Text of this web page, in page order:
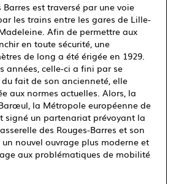
Barres est traversé par une voie
les trains entre les gares de Lille-
Afin de permettre aux
en toute sécurité, une
de long a été érigée en 1929.
années, celle-ci a fini par se
fait de son ancienneté, elle
aux normes actuelles. Alors, la
la Métropole européenne de
signé un partenariat prévoyant la
des Rouges-Barres et son
nouvel ouvrage plus moderne et
aux problématiques de mobilité